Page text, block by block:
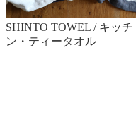
SHINTO TOWEL / キッチ
ン・ティータオル